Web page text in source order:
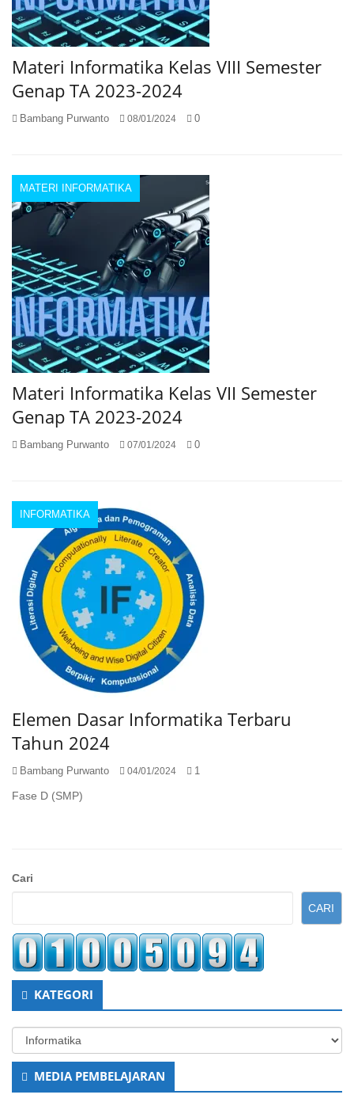
Materi Informatika Kelas VIII Semester
Genap TA 2023-2024
Bambang Purwanto 08/01/2024 0
MATERI INFORMATIKA
Materi Informatika Kelas VII Semester
Genap TA 2023-2024
Bambang Purwanto 07/01/2024 0
INFORMATIKA
Elemen Dasar Informatika Terbaru
Tahun 2024
Bambang Purwanto 04/01/2024 1
Fase D (SMP)
Sidebar
Cari
CARI
KATEGORI
Kategori
MEDIA PEMBELAJARAN